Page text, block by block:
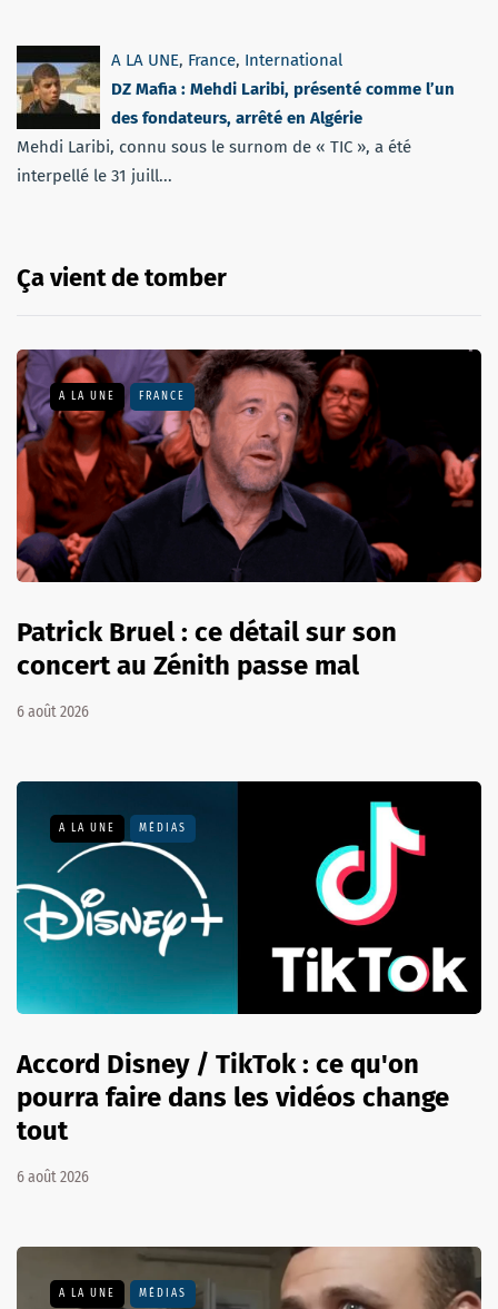
A LA UNE, France, International
DZ Mafia : Mehdi Laribi, présenté comme l’un
des fondateurs, arrêté en Algérie
Mehdi Laribi, connu sous le surnom de « TIC », a été
interpellé le 31 juill...
Ça vient de tomber
A LA UNE FRANCE
Patrick Bruel : ce détail sur son
concert au Zénith passe mal
6 août 2026
A LA UNE MÉDIAS
Accord Disney / TikTok : ce qu'on
pourra faire dans les vidéos change
tout
6 août 2026
A LA UNE MÉDIAS